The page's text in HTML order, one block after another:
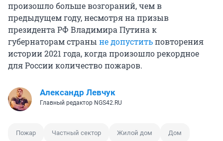
произошло больше возгораний, чем в
предыдущем году, несмотря на призыв
президента РФ Владимира Путина к
губернаторам страны не допуститьповторения
истории 2021 года, когда произошло рекордное
для России количество пожаров.
Александр Левчук
Главный редактор NGS42.RU
Пожар Частный сектор Жилой дом Дом